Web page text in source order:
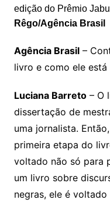
edição do Prêmio
Rêgo/Agência Brasil
Agência Brasil–
livro e como ele está
Luciana Barreto– O
dissertação de
uma jornalista.
primeira etapa do
voltado não só para
um livro sobre
negras, ele é